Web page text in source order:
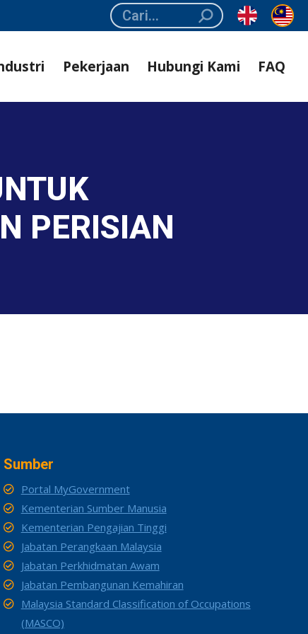
Search:
Pekerjaan Hubungi Kami FAQ
PERISIAN
Sumber
Portal MyGovernment
Kementerian Sumber Manusia
Kementerian Pengajian Tinggi
Jabatan Perangkaan Malaysia
Jabatan Perkhidmatan Awam
Jabatan Pembangunan Kemahiran
Malaysia Standard Classification of Occupations
(MASCO)